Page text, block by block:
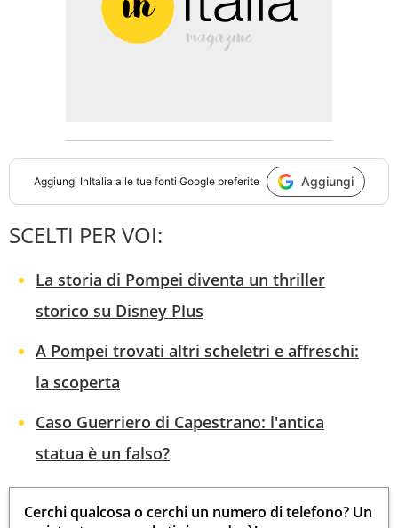
Aggiungi InItalia alle tue fonti Google preferite Aggiungi
SCELTI PER VOI:
La storia di Pompei diventa un thriller
storico su Disney Plus
A Pompei trovati altri scheletri e affreschi:
la scoperta
Caso Guerriero di Capestrano: l'antica
statua è un falso?
Cerchi qualcosa o cerchi un numero di telefono? Un